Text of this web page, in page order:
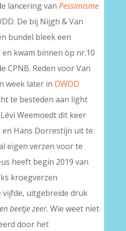
lancering van Pessimisme
De bij Nijgh & Van
bundel bleek een
en kwam binnen op nr.10
CPNB. Reden voor Van
week later in DWDD
te besteden aan light
Weemoedt dit keer
en Hans Dorrestijn uit te
eigen verzen voor te
heeft begin 2019 van
kroegverzen
vijfde, uitgebreide druk
beetje zeer. Wie weet niet
door het